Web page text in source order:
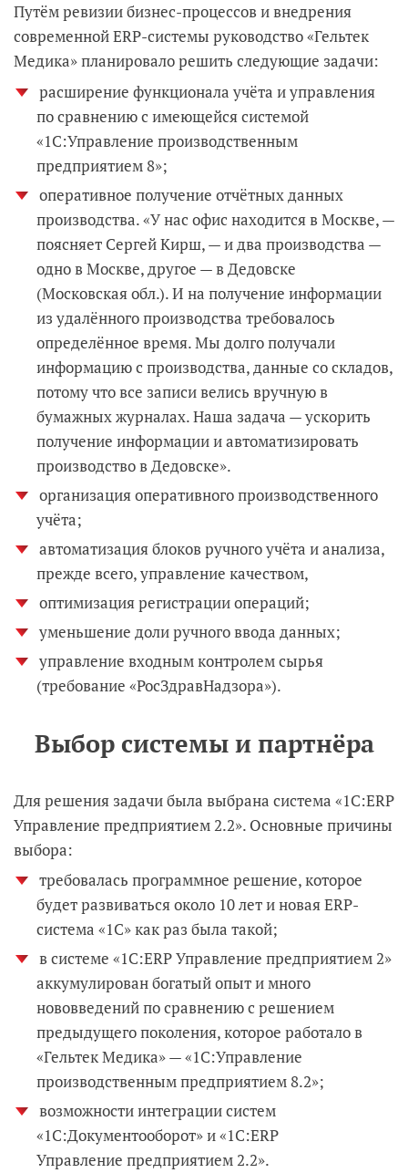
Путём ревизии бизнес-процессов и внедрения
современной ERP-системы руководство «Гельтек
Медика» планировало решить следующие задачи:
расширение функционала учёта и управления
по сравнению с имеющейся системой
«1С:Управление производственным
предприятием 8»;
оперативное получение отчётных данных
производства. «У нас офис находится в Москве, —
поясняет Сергей Кирш, — и два производства —
одно в Москве, другое — в Дедовске
(Московская обл.). И на получение информации
из удалённого производства требовалось
определённое время. Мы долго получали
информацию с производства, данные со складов,
потому что все записи велись вручную в
бумажных журналах. Наша задача — ускорить
получение информации и автоматизировать
производство в Дедовске».
организация оперативного производственного
учёта;
автоматизация блоков ручного учёта и анализа,
прежде всего, управление качеством,
оптимизация регистрации операций;
уменьшение доли ручного ввода данных;
управление входным контролем сырья
(требование «РосЗдравНадзора»).
Выбор системы и партнёра
Для решения задачи была выбрана система «1С:ERP
Управление предприятием 2.2». Основные причины
выбора:
требовалась программное решение, которое
будет развиваться около 10 лет и новая ERP-
система «1С» как раз была такой;
в системе «1С:ERP Управление предприятием 2»
аккумулирован богатый опыт и много
нововведений по сравнению с решением
предыдущего поколения, которое работало в
«Гельтек Медика» — «1С:Управление
производственным предприятием 8.2»;
возможности интеграции систем
«1С:Документооборот» и «1С:ERP
Управление предприятием 2.2».